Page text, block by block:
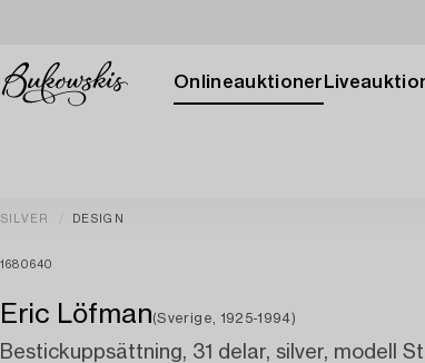
Onlineauktioner
SILVER DESIGN
1680640
Eric Löfman(Sverige, 1925-1994)
Bestickuppsättning, 31 delar, silver, modell